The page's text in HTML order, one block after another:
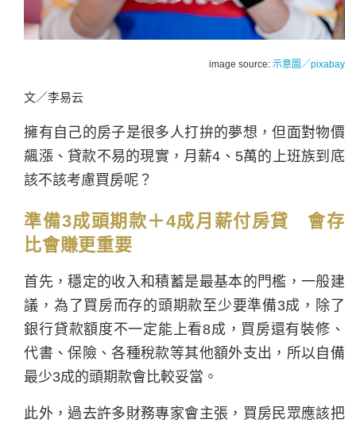
image source: 示意圖／pixabay
文／李易云
擁有自己的房子是很多人打拚的夢想，但面對物價
飆漲、貸款不易的現實，月薪4、5萬的上班族到底
該不該考慮買房呢？
準備3成頭期款＋4成月薪付房貸 會存
比會賺更重要
首先，穩定的收入和積蓄是最基本的門檻，一般建
議，為了買房而存的頭期款至少要準備3成，除了
銀行貸款額度不一定能上看8成，買房還有裝修、
代書、保險、各種稅款等其他額外支出，所以自備
最少3成的頭期款會比較妥當。
此外，過去許多財務專家會主張，買房民眾應該把